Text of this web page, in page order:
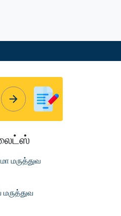
arrow_forward
மருத்துவ
மருத்துவ